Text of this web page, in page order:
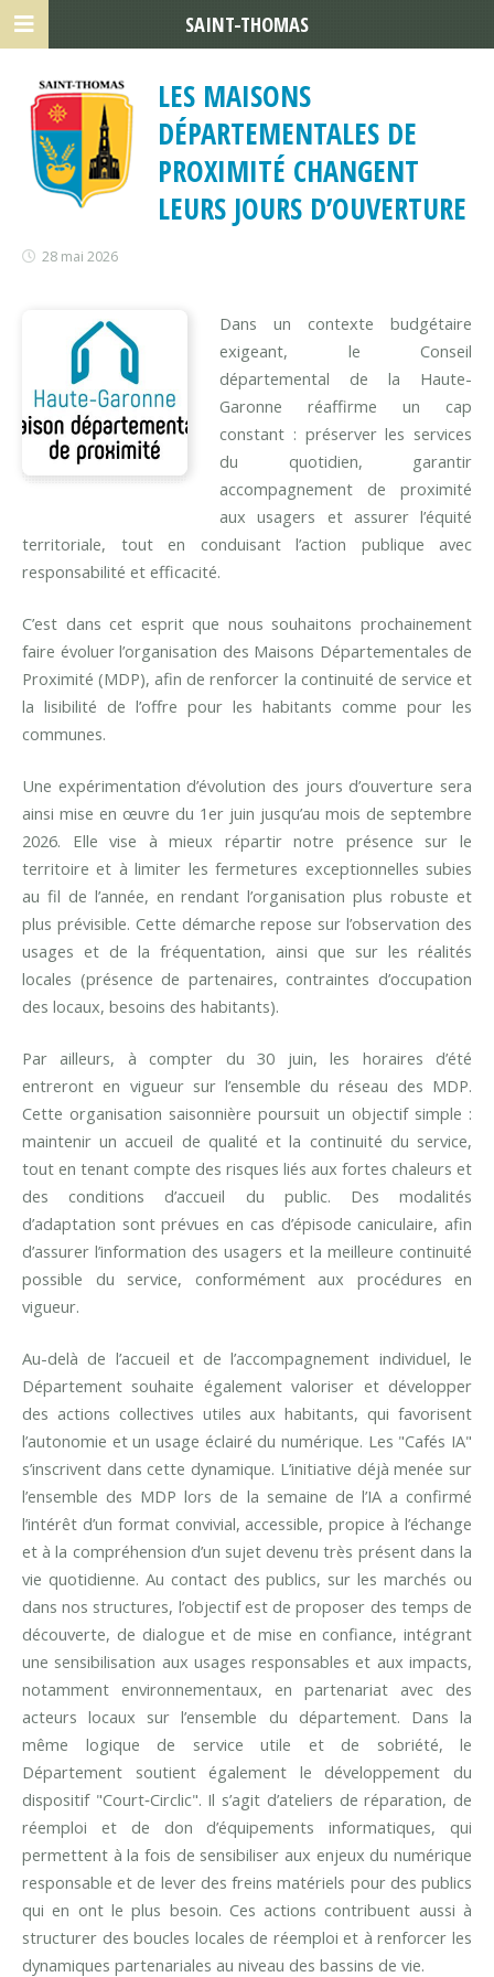
LES MAISONS
DÉPARTEMENTALES DE
PROXIMITÉ CHANGENT
LEURS JOURS D’OUVERTURE
28 mai 2026
Dans un contexte budgétaire
exigeant, le Conseil
départemental de la Haute-
Garonne réaffirme un cap
constant : préserver les services
du quotidien, garantir
accompagnement de proximité
aux usagers et assurer l’équité
territoriale, tout en conduisant l’action publique avec
responsabilité et efficacité.
C’est dans cet esprit que nous souhaitons prochainement
faire évoluer l’organisation des Maisons Départementales de
Proximité (MDP), afin de renforcer la continuité de service et
la lisibilité de l’offre pour les habitants comme pour les
communes.
Une expérimentation d’évolution des jours d’ouverture sera
ainsi mise en œuvre du 1er juin jusqu’au mois de septembre
2026. Elle vise à mieux répartir notre présence sur le
territoire et à limiter les fermetures exceptionnelles subies
au fil de l’année, en rendant l’organisation plus robuste et
plus prévisible. Cette démarche repose sur l’observation des
usages et de la fréquentation, ainsi que sur les réalités
locales (présence de partenaires, contraintes d’occupation
des locaux, besoins des habitants).
Par ailleurs, à compter du 30 juin, les horaires d’été
entreront en vigueur sur l’ensemble du réseau des MDP.
Cette organisation saisonnière poursuit un objectif simple :
maintenir un accueil de qualité et la continuité du service,
tout en tenant compte des risques liés aux fortes chaleurs et
des conditions d’accueil du public. Des modalités
d’adaptation sont prévues en cas d’épisode caniculaire, afin
d’assurer l’information des usagers et la meilleure continuité
possible du service, conformément aux procédures en
vigueur.
Au-delà de l’accueil et de l’accompagnement individuel, le
Département souhaite également valoriser et développer
des actions collectives utiles aux habitants, qui favorisent
l’autonomie et un usage éclairé du numérique. Les "Cafés IA"
s’inscrivent dans cette dynamique. L’initiative déjà menée sur
l’ensemble des MDP lors de la semaine de l’IA a confirmé
l’intérêt d’un format convivial, accessible, propice à l’échange
et à la compréhension d’un sujet devenu très présent dans la
vie quotidienne. Au contact des publics, sur les marchés ou
dans nos structures, l’objectif est de proposer des temps de
découverte, de dialogue et de mise en confiance, intégrant
une sensibilisation aux usages responsables et aux impacts,
notamment environnementaux, en partenariat avec des
acteurs locaux sur l’ensemble du département. Dans la
même logique de service utile et de sobriété, le
Département soutient également le développement du
dispositif "Court‑Circlic". Il s’agit d’ateliers de réparation, de
réemploi et de don d’équipements informatiques, qui
permettent à la fois de sensibiliser aux enjeux du numérique
responsable et de lever des freins matériels pour des publics
qui en ont le plus besoin. Ces actions contribuent aussi à
structurer des boucles locales de réemploi et à renforcer les
dynamiques partenariales au niveau des bassins de vie.
SAINT-THOMAS